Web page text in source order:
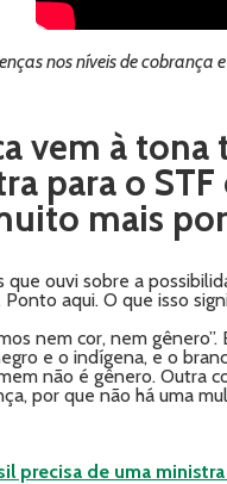
nos níveis de
vem à
para o
mais
que ouvi sobre a
aqui. O que isso
nem cor, nem
e o indígena, e o
não é gênero. Outra
por que não há uma
precisa de uma